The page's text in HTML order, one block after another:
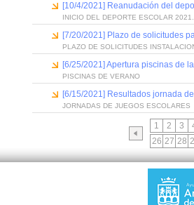
[10/4/2021] Reanudación del
INICIO DEL DEPORTE ESCOLAR
[7/20/2021] Plazo de solicitudes
PLAZO DE SOLICITUDES
[6/25/2021] Apertura piscinas de
PISCINAS DE VERANO
[6/15/2021] Resultados jornada
JORNADAS DE JUEGOS ESCOLARES
1 2 3
26 27 28